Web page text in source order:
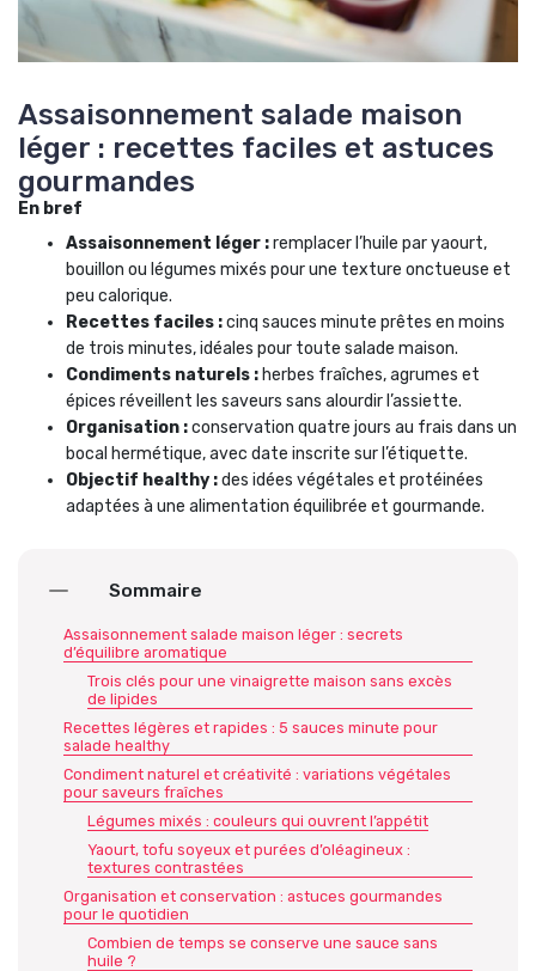
Assaisonnement salade maison
léger : recettes faciles et astuces
gourmandes
En bref
Assaisonnement léger :remplacer l’huile par yaourt,
bouillon ou légumes mixés pour une texture onctueuse et
peu calorique.
Recettes faciles :cinq sauces minute prêtes en moins
de trois minutes, idéales pour toute salade maison.
Condiments naturels : herbes fraîches, agrumes et
épices réveillent les saveurs sans alourdir l’assiette.
Organisation :conservation quatre jours au frais dans un
bocal hermétique, avec date inscrite sur l’étiquette.
Objectif healthy :des idées végétales et protéinées
adaptées à une alimentation équilibrée et gourmande.
Sommaire
Assaisonnement salade maison léger : secrets
d’équilibre aromatique
Trois clés pour une vinaigrette maison sans excès
de lipides
Recettes légères et rapides : 5 sauces minute pour
salade healthy
Condiment naturel et créativité : variations végétales
pour saveurs fraîches
Légumes mixés : couleurs qui ouvrent l’appétit
Yaourt, tofu soyeux et purées d’oléagineux :
textures contrastées
Organisation et conservation : astuces gourmandes
pour le quotidien
Combien de temps se conserve une sauce sans
huile ?